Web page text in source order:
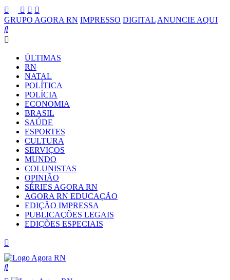
GRUPO AGORA RN IMPRESSO DIGITAL ANUNCIE AQUI
ÚLTIMAS
RN
NATAL
POLÍTICA
POLÍCIA
ECONOMIA
BRASIL
SAÚDE
ESPORTES
CULTURA
SERVIÇOS
MUNDO
COLUNISTAS
OPINIÃO
SÉRIES AGORA RN
AGORA RN EDUCAÇÃO
EDIÇÃO IMPRESSA
PUBLICAÇÕES LEGAIS
EDIÇÕES ESPECIAIS